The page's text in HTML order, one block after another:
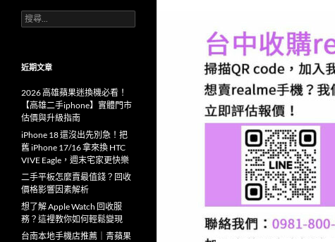
搜
尋
字:
近期文章
2026 高雄蘋果迷換機必看！
【高雄二手iphone】實體門市
估價與升級指南
iPhone 18 還沒出先別急！把
舊 iPhone 17/16 拿來換 HTC
VIVE Eagle，週末宅家更快樂
二手平板怎麼賣最值錢？回收
價格影響因素解析
想了解 Apple Watch 回收服
務？這裡教你如何輕鬆變現
台南本地手機店推薦｜青蘋果